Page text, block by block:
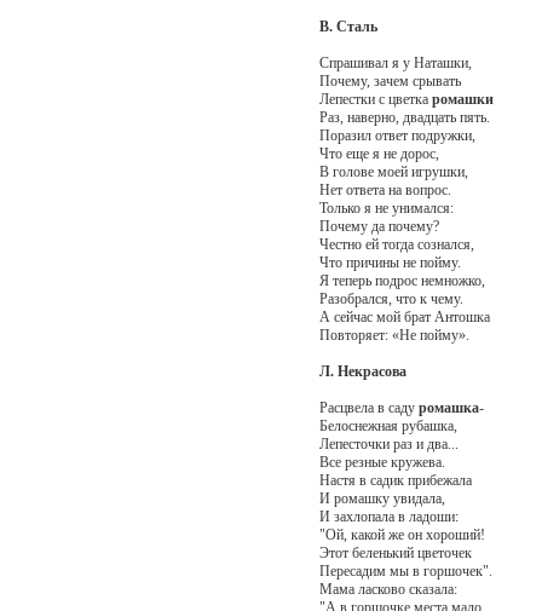
В. Сталь
Спрашивал я у Наташки,
Почему, зачем срывать
Лепестки с цветка ромашки
Раз, наверно, двадцать пять.
Поразил ответ подружки,
Что еще я не дорос,
В голове моей игрушки,
Нет ответа на вопрос.
Только я не унимался:
Почему да почему?
Честно ей тогда сознался,
Что причины не пойму.
Я теперь подрос немножко,
Разобрался, что к чему.
А сейчас мой брат Антошка
Повторяет: «Не пойму».
Л. Некрасова
Расцвела в саду ромашка-
Белоснежная рубашка,
Лепесточки раз и два...
Все резные кружева.
Настя в садик прибежала
И ромашку увидала,
И захлопала в ладоши:
"Ой, какой же он хороший!
Этот беленький цветочек
Пересадим мы в горшочек".
Мама ласково сказала:
"А в горшочке места мало.